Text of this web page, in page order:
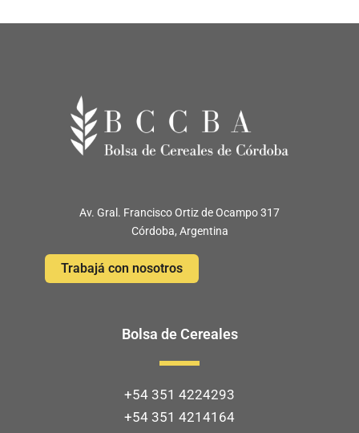
Av. Gral. Francisco Ortiz de Ocampo 317
Córdoba, Argentina
Trabajá con nosotros
Bolsa de Cereales
+54 351 4224293
+54 351 4214164